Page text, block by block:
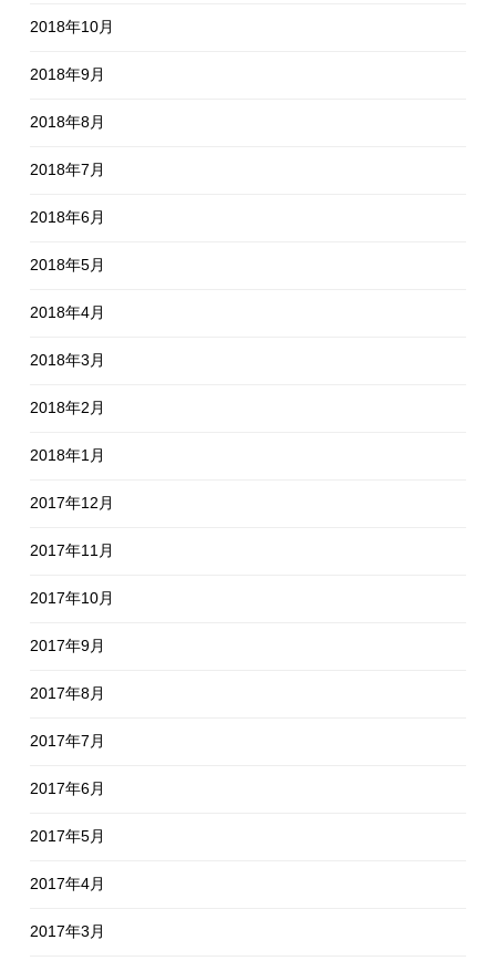
2018年10月
2018年9月
2018年8月
2018年7月
2018年6月
2018年5月
2018年4月
2018年3月
2018年2月
2018年1月
2017年12月
2017年11月
2017年10月
2017年9月
2017年8月
2017年7月
2017年6月
2017年5月
2017年4月
2017年3月